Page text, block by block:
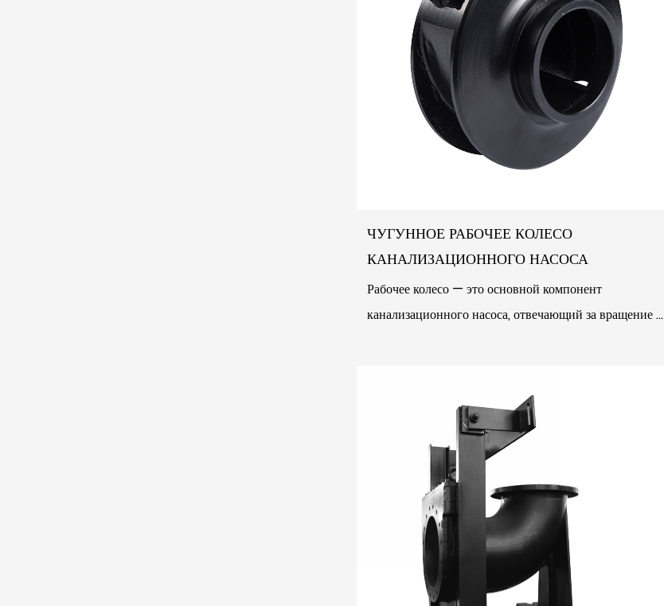
ЧУГУННОЕ РАБОЧЕЕ КОЛЕСО
КАНАЛИЗАЦИОННОГО НАСОСА
Рабочее колесо — это основной компонент
канализационного насоса, отвечающий за вращение и